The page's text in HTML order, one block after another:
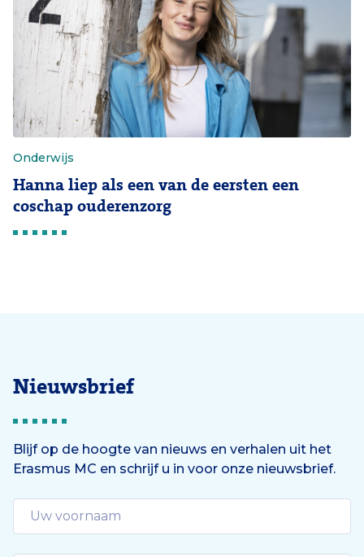
Onderwijs
Hanna liep als een van de eersten een
coschap ouderenzorg
Nieuwsbrief
Blijf op de hoogte van nieuws en verhalen uit het
Erasmus MC en schrijf u in voor onze nieuwsbrief.